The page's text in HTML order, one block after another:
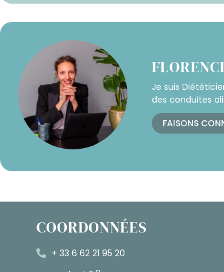
Je suis
des conduites
FAISONS
COORDONNÉES
+ 33 6 62 21 95 20